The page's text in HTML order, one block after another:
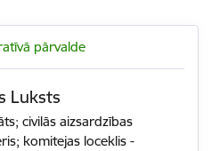
pārvalde
Luksts
civilās aizsardzības
komitejas loceklis -